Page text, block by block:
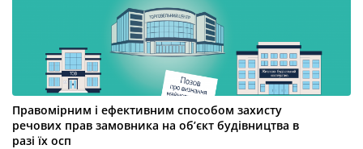
Правомірним і ефективним способом захисту
речових прав замовника на об’єкт будівництва в
разі їх осп